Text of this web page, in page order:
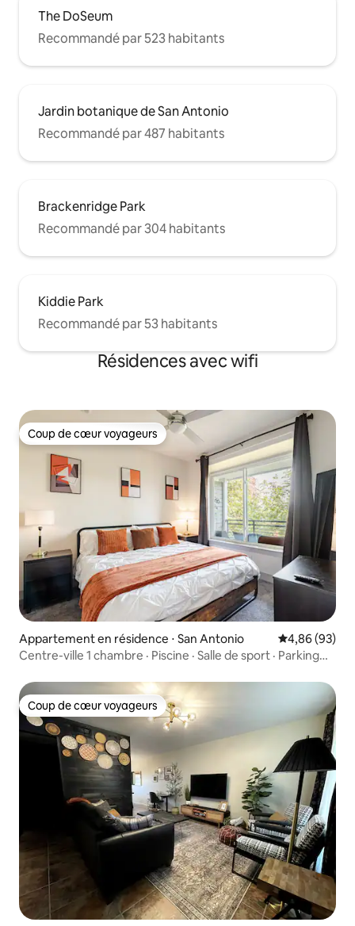
The DoSeum
Recommandé par 523 habitants
Jardin botanique de San Antonio
Recommandé par 487 habitants
Brackenridge Park
Recommandé par 304 habitants
Kiddie Park
Recommandé par 53 habitants
Résidences avec wifi
Coup de cœur voyageurs
Coup de cœur voyageurs
Appartement en résidence ⋅ San Antonio Évaluation
4,86 (93)
Centre-ville 1 chambre · Piscine · Salle de sport · Parking
Coup de cœur voyageurs
Coup de cœur voyageurs